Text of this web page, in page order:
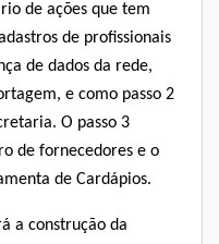
de ações que tem
de profissionais
de dados da rede,
, e como passo 2
. O passo 3
de fornecedores e o
de Cardápios.
a construção da